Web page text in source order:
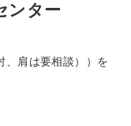
担一覧
科 整形外科
心臓血管
ンター
、肩は要相談））を